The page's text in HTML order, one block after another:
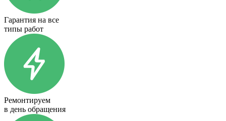
Гарантия на все
типы работ
Ремонтируем
в день обращения